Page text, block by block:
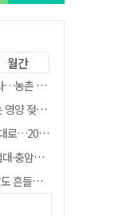
월간
유전'의 칼날
사람이 없어"
급락
사 통합 직격
물 나올 수도"
6천억 투입